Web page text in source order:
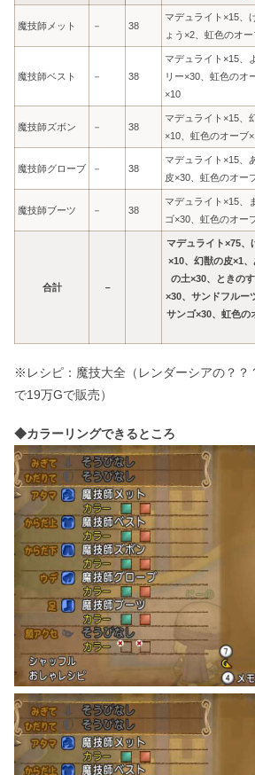
魔技師メット － 38
マデュライト×15、
ょう×2、虹色のオ
魔技師ベスト － 38
マデュライト×15、
リー×30、虹色のオ
×10
魔技師ズボン － 38
マデュライト×15、
×10、虹色のオーブ
魔技師グローブ － 38
マデュライト×15、
皮×30、虹色のオー
魔技師ブーツ － 38
マデュライト×15、
ゴ×30、虹色のオー
合計 －
マデュライト×75、
×10、幻獣の皮×1
の土×30、ときの
×30、サンドフルー
サンゴ×30、虹色の
※レシピ：魔技大全（レンダーシアの？？
で19万Gで販売）
◆カラーリングできるところ